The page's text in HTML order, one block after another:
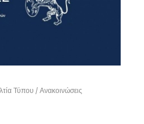
Τύπου / Ανακοινώσεις